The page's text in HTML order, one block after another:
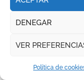
DENEGAR
VER
Política de
NOTICIAS